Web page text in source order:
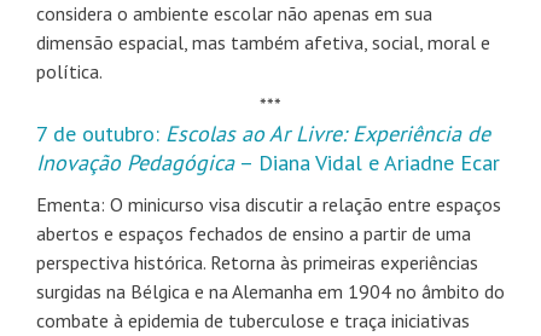
considera o ambiente escolar não apenas em sua
dimensão espacial, mas também afetiva, social, moral e
política.
​***
​7 de outubro: Escolas ao Ar Livre: Experiência de
Inovação Pedagógica– Diana Vidal e Ariadne Ecar
​Ementa: O minicurso visa discutir a relação entre espaços
abertos e espaços fechados de ensino a partir de uma
perspectiva histórica. Retorna às primeiras experiências
surgidas na Bélgica e na Alemanha em 1904 no âmbito do
combate à epidemia de tuberculose e traça iniciativas